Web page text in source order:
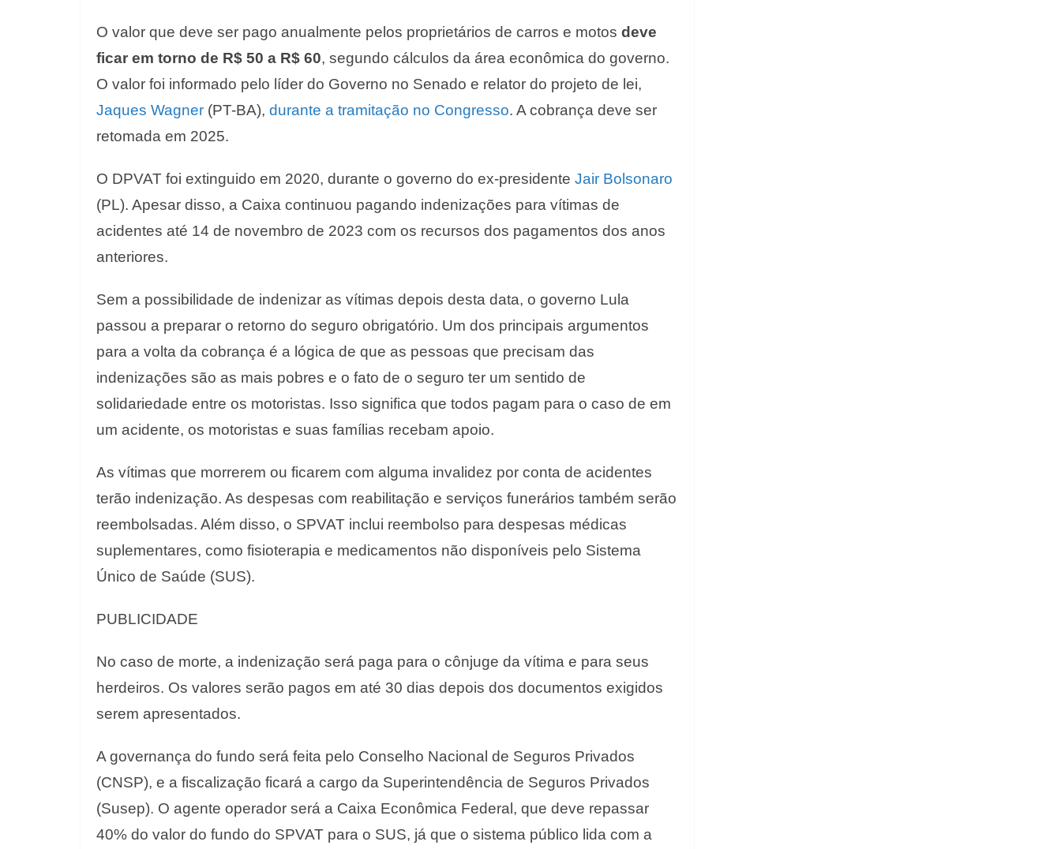
O valor que deve ser pago anualmente pelos proprietários de carros e motos deve
ficar em torno de R$ 50 a R$ 60, segundo cálculos da área econômica do governo.
O valor foi informado pelo líder do Governo no Senado e relator do projeto de lei,
Jaques Wagner (PT-BA), durante a tramitação no Congresso. A cobrança deve ser
retomada em 2025.
O DPVAT foi extinguido em 2020, durante o governo do ex-presidente Jair Bolsonaro
(PL). Apesar disso, a Caixa continuou pagando indenizações para vítimas de
acidentes até 14 de novembro de 2023 com os recursos dos pagamentos dos anos
anteriores.
Sem a possibilidade de indenizar as vítimas depois desta data, o governo Lula
passou a preparar o retorno do seguro obrigatório. Um dos principais argumentos
para a volta da cobrança é a lógica de que as pessoas que precisam das
indenizações são as mais pobres e o fato de o seguro ter um sentido de
solidariedade entre os motoristas. Isso significa que todos pagam para o caso de em
um acidente, os motoristas e suas famílias recebam apoio.
As vítimas que morrerem ou ficarem com alguma invalidez por conta de acidentes
terão indenização. As despesas com reabilitação e serviços funerários também serão
reembolsadas. Além disso, o SPVAT inclui reembolso para despesas médicas
suplementares, como fisioterapia e medicamentos não disponíveis pelo Sistema
Único de Saúde (SUS).
PUBLICIDADE
No caso de morte, a indenização será paga para o cônjuge da vítima e para seus
herdeiros. Os valores serão pagos em até 30 dias depois dos documentos exigidos
serem apresentados.
A governança do fundo será feita pelo Conselho Nacional de Seguros Privados
(CNSP), e a fiscalização ficará a cargo da Superintendência de Seguros Privados
(Susep). O agente operador será a Caixa Econômica Federal, que deve repassar
40% do valor do fundo do SPVAT para o SUS, já que o sistema público lida com a